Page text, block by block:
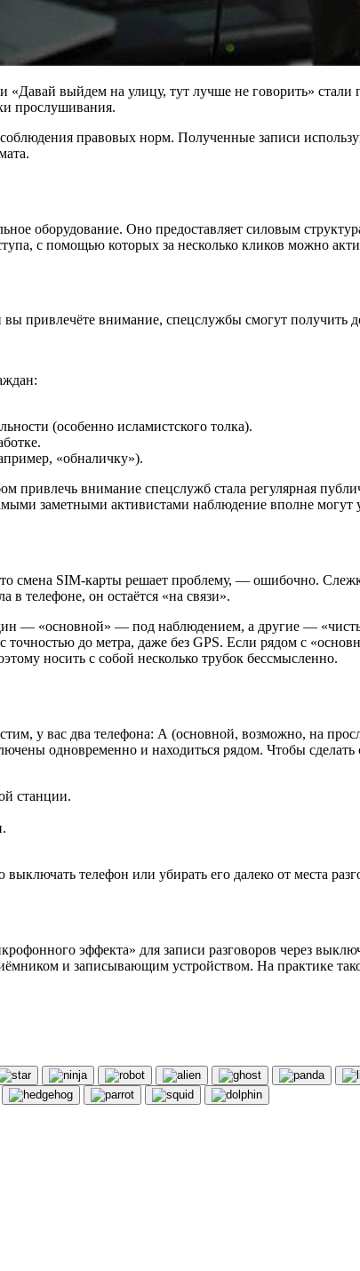
выйдем на улицу, тут лучше не говорить»
прослушивания.
правовых норм. Полученные записи
оборудование. Оно предоставляет силовым
с помощью которых за несколько кликов можно
привлечёте внимание, спецслужбы смогут получить
(особенно исламистского толка).
«обналичку»).
внимание спецслужб стала регулярная
заметными активистами наблюдение вполне могут
смена SIM-карты решает проблему, — ошибочно.
в телефоне, он остаётся «на связи».
— «основной» — под наблюдением, а другие —
точностью до метра, даже без GPS. Если рядом с
носить с собой несколько трубок бессмысленно.
у вас два телефона: А (основной, возможно, на
одновременно и находиться рядом. Чтобы
станции.
телефон или убирать его далеко от места
эффекта» для записи разговоров через
и записывающим устройством. На практике